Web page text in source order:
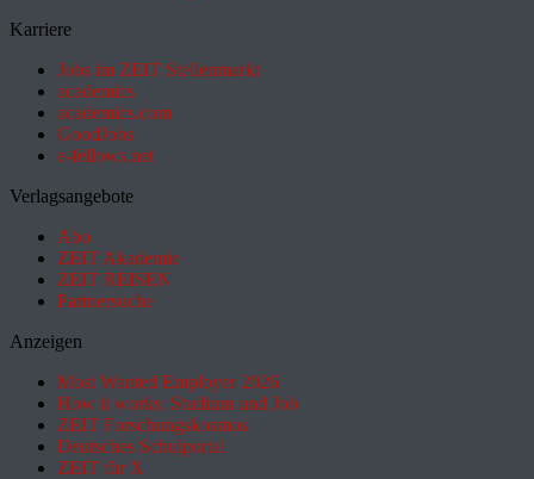
Karriere
Jobs im ZEIT Stellenmarkt
academics
academics.com
GoodJobs
e-fellows.net
Verlagsangebote
Abo
ZEIT Akademie
ZEIT REISEN
Partnersuche
Anzeigen
Most Wanted Employer 2026
How it works: Studium und Job
ZEIT Forschungskosmos
Deutsches Schulportal
ZEIT für X